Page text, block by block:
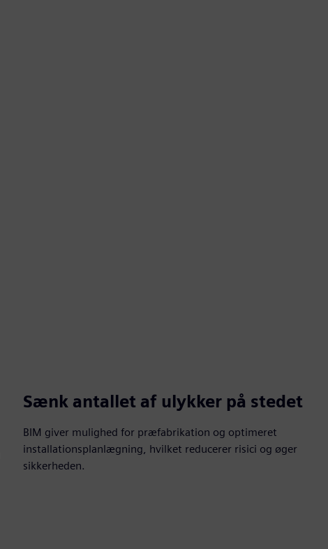
Sænk antallet af ulykker på stedet
BIM giver mulighed for præfabrikation og optimeret
installationsplanlægning, hvilket reducerer risici og øger
sikkerheden.